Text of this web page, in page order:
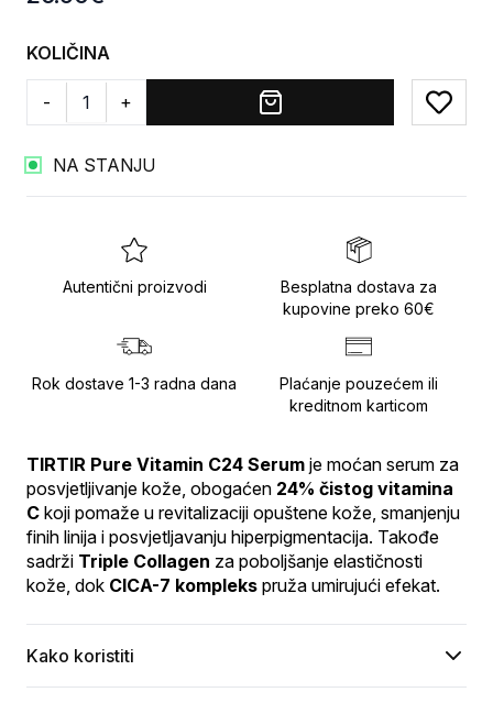
KOLIČINA
- +
Add
NA STANJU
Autentični proizvodi
Besplatna dostava za
kupovine preko 60€
Rok dostave 1-3 radna dana
Plaćanje pouzećem ili
kreditnom karticom
TIRTIR Pure Vitamin C24 Serum je moćan serum za
posvjetljivanje kože, obogaćen 24% čistog vitamina
C koji pomaže u revitalizaciji opuštene kože, smanjenju
finih linija i posvjetljavanju hiperpigmentacija. Takođe
sadrži Triple Collagen za poboljšanje elastičnosti
kože, dok CICA-7 kompleks pruža umirujući efekat.
Kako koristiti